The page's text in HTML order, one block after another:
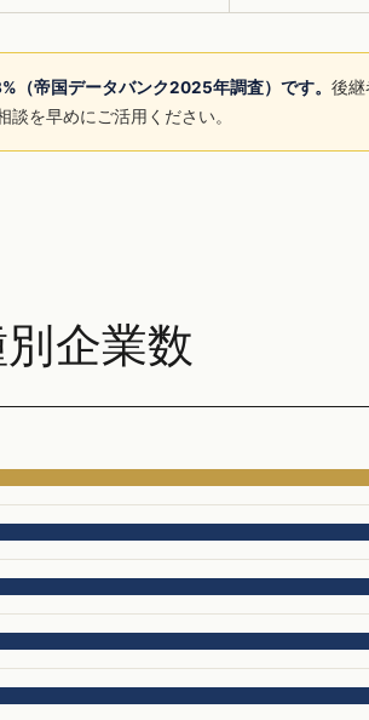
（帝国データバンク2025年調査）です。 後継
を早めにご活用ください。
企業数